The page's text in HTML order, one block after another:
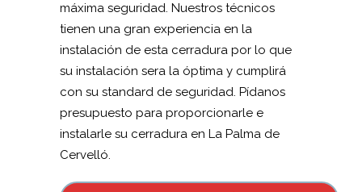
máxima seguridad. Nuestros técnicos
tienen una gran experiencia en la
instalación de esta cerradura por lo que
su instalación sera la óptima y cumplirá
con su standard de seguridad. Pídanos
presupuesto para proporcionarle e
instalarle su cerradura en La Palma de
Cervelló.